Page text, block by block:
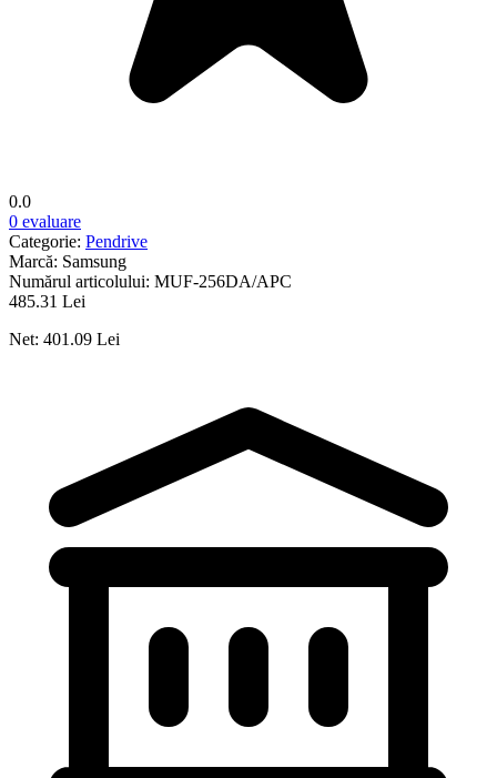
0.0
0 evaluare
Categorie: Pendrive
Marcă: Samsung
Numărul articolului: MUF-256DA/APC
485.31 Lei
Net: 401.09 Lei